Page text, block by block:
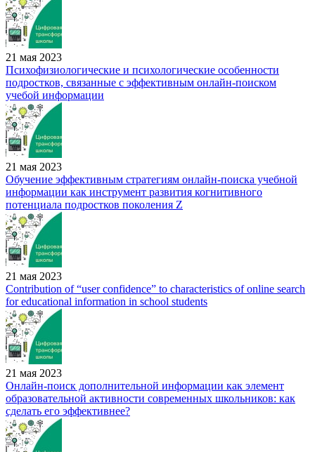
21 мая 2023
Психофизиологические и психологические особенности
подростков, связанные с эффективным онлайн-поиском
учебой информации
21 мая 2023
Обучение эффективным стратегиям онлайн-поиска учебной
информации как инструмент развития когнитивного
потенциала подростков поколения Z
21 мая 2023
Contribution of “user confidence” to characteristics of online search
for educational information in school students
21 мая 2023
Онлайн-поиск дополнительной информации как элемент
образовательной активности современных школьников: как
сделать его эффективнее?